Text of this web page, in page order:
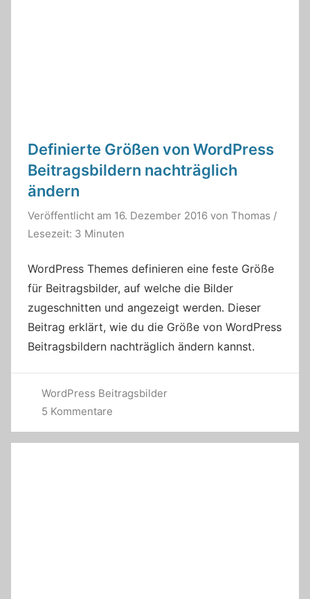
Definierte Größen von WordPress
Beitragsbildern nachträglich
ändern
Veröffentlicht am 16. Dezember 2016 von Thomas /
Lesezeit: 3 Minuten
WordPress Themes definieren eine feste Größe
für Beitragsbilder, auf welche die Bilder
zugeschnitten und angezeigt werden. Dieser
Beitrag erklärt, wie du die Größe von WordPress
Beitragsbildern nachträglich ändern kannst.
WordPress Beitragsbilder
5 Kommentare